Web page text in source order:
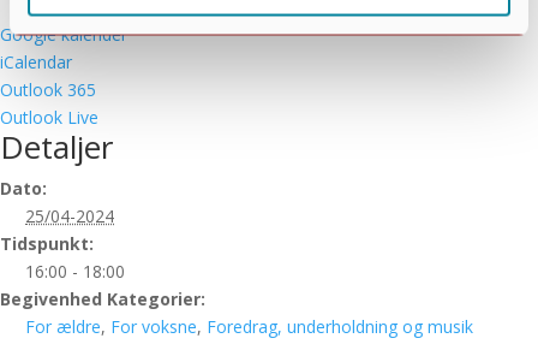
Google kalender
iCalendar
Outlook 365
Outlook Live
Detaljer
Dato:
25/04-2024
Tidspunkt:
16:00 - 18:00
Begivenhed Kategorier:
For ældre, For voksne, Foredrag, underholdning og musik